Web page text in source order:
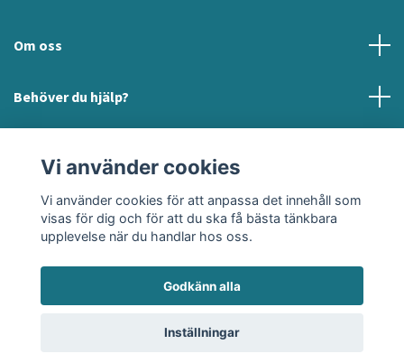
Om oss
Behöver du hjälp?
Sociala medier
© 2026 Sund och LyckligPowered by Quickbutik
Vi använder cookies
Vi använder cookies för att anpassa det innehåll som
visas för dig och för att du ska få bästa tänkbara
upplevelse när du handlar hos oss.
Godkänn alla
Inställningar